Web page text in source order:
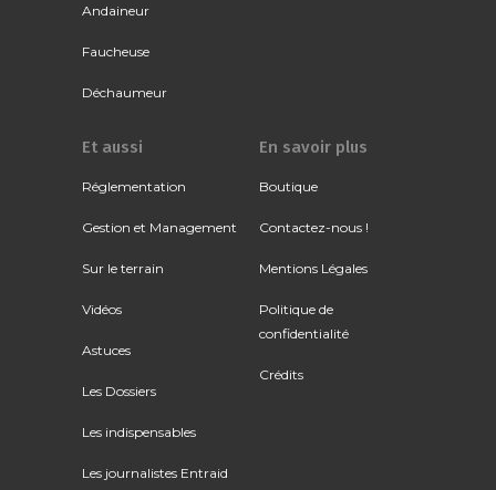
Andaineur
Faucheuse
Déchaumeur
Et aussi
Réglementation
Gestion et Management
Sur le terrain
Vidéos
Astuces
Les Dossiers
Les indispensables
Les journalistes Entraid
En savoir plus
Boutique
Contactez-nous !
Mentions Légales
Politique de
confidentialité
Crédits